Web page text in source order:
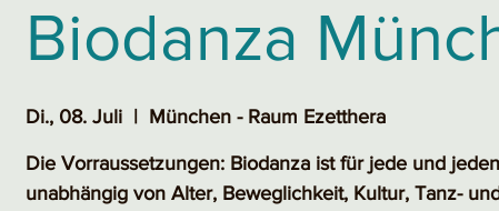
Biodanza
Di., 08. Juli
  |
München - Raum Ezetthera
Die Vorraussetzungen: Biodanza ist für jede und
unabhängig von Alter, Beweglichkeit, Kultur, Tanz-